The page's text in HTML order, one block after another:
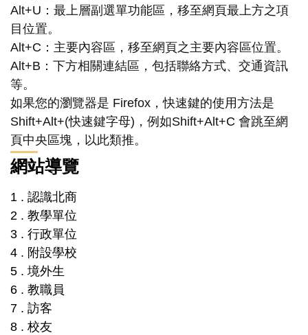
Alt+U：最上層副選單功能區，移至網頁最上方之項
目位置。
Alt+C：主要內容區，移至網頁之主要內容區位置。
Alt+B：下方相關連結區，包括聯絡方式、交通資訊
等。
如果您的瀏覽器是 Firefox，快速鍵的使用方法是
Shift+Alt+(快速鍵字母)，例如Shift+Alt+C 會跳至網
頁中央區塊，以此類推。
網站導覽
1 . 認識北商
2 . 教學單位
3 . 行政單位
4 . 附設學校
5 . 境外生
6 . 教職員
7 . 訪客
8 . 校友